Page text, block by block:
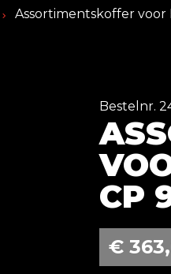
Assortimentskoffer voor
Bestelnr.
CP
€